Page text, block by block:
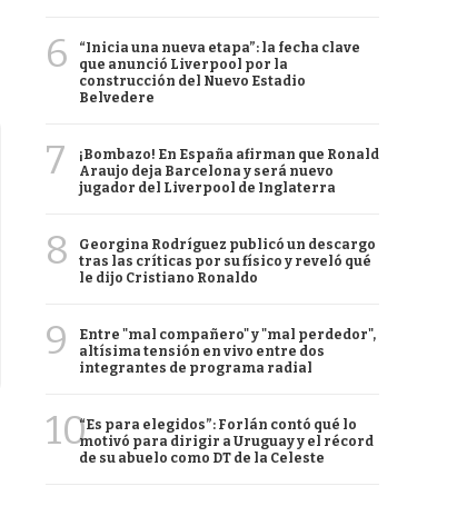
6
“Inicia una nueva etapa”: la fecha clave
que anunció Liverpool por la
construcción del Nuevo Estadio
Belvedere
7
¡Bombazo! En España afirman que Ronald
Araujo deja Barcelona y será nuevo
jugador del Liverpool de Inglaterra
8
Georgina Rodríguez publicó un descargo
tras las críticas por su físico y reveló qué
le dijo Cristiano Ronaldo
9
Entre "mal compañero" y "mal perdedor",
altísima tensión en vivo entre dos
integrantes de programa radial
10“Es para elegidos”: Forlán contó qué lo
motivó para dirigir a Uruguay y el récord
de su abuelo como DT de la Celeste